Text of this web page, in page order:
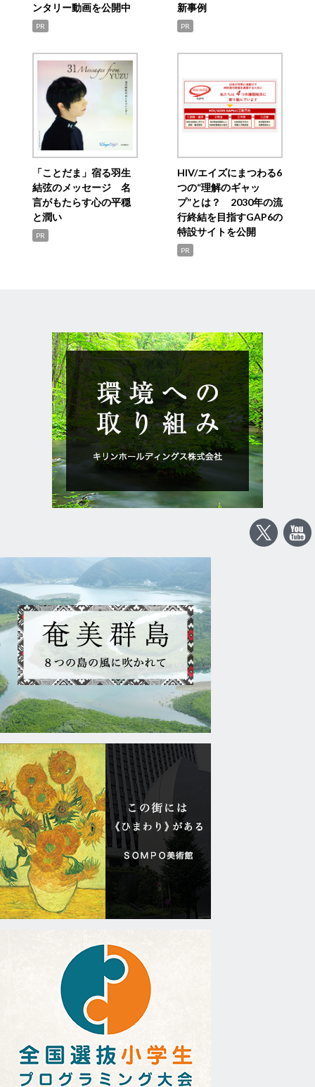
ンタリー動画を公開中
PR
新事例
PR
「ことだま」宿る羽生
結弦のメッセージ 名
言がもたらす心の平穏
と潤い
PR
HIV/エイズにまつわる6
つの“理解のギャッ
プ”とは？ 2030年の流
行終結を目指すGAP6の
特設サイトを公開
PR